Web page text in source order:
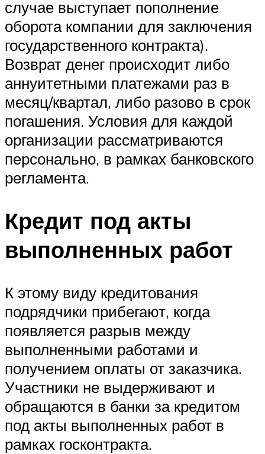
случае выступает пополнение
оборота компании для заключения
государственного контракта).
Возврат денег происходит либо
аннуитетными платежами раз в
месяц/квартал, либо разово в срок
погашения. Условия для каждой
организации рассматриваются
персонально, в рамках банковского
регламента.
Кредит под акты
выполненных работ
К этому виду кредитования
подрядчики прибегают, когда
появляется разрыв между
выполненными работами и
получением оплаты от заказчика.
Участники не выдерживают и
обращаются в банки за кредитом
под акты выполненных работ в
рамках госконтракта.